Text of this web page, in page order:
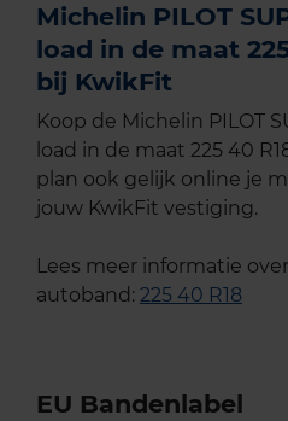
Michelin PILOT
load in de maat
bij KwikFit
Koop de Michelin PILOT
load in de maat 225 40
plan ook gelijk online je
jouw KwikFit vestiging.
Lees meer informatie
autoband: 225 40 R18
EU Bandenlabel